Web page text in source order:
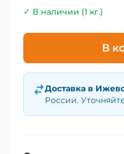
✓ В наличии (1 кг.)
В
Доставка в
России.